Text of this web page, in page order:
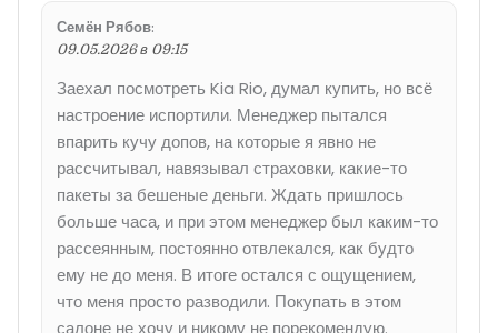
Семён Рябов:
09.05.2026 в 09:15
Заехал посмотреть Kia Rio, думал купить, но всё
настроение испортили. Менеджер пытался
впарить кучу допов, на которые я явно не
рассчитывал, навязывал страховки, какие-то
пакеты за бешеные деньги. Ждать пришлось
больше часа, и при этом менеджер был каким-то
рассеянным, постоянно отвлекался, как будто
ему не до меня. В итоге остался с ощущением,
что меня просто разводили. Покупать в этом
салоне не хочу и никому не порекомендую.